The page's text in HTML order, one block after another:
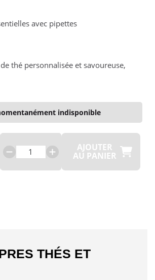
avec pipettes
thé personnalisée et savoureuse,
indisponible
AJOUTER
AU PANIER
THÉS ET